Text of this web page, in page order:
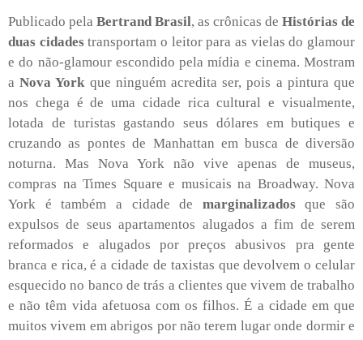
Publicado pela Bertrand Brasil, as crônicas de Histórias de
duas cidadestransportam o leitor para as vielas do glamour
e do não-glamour escondido pela mídia e cinema. Mostram
aNova Yorkque ninguém acredita ser, pois a pintura que
nos chega é de uma cidade rica cultural e visualmente,
lotada de turistas gastando seus dólares em butiques e
cruzando as pontes de Manhattan em busca de diversão
noturna. Mas Nova York não vive apenas de museus,
compras na Times Square e musicais na Broadway. Nova
York é também a cidade de marginalizadosque são
expulsos de seus apartamentos alugados a fim de serem
reformados e alugados por preços abusivos pra gente
branca e rica, é a cidade de taxistas que devolvem o celular
esquecido no banco de trás a clientes que vivem de trabalho
e não têm vida afetuosa com os filhos. É a cidade em que
muitos vivem em abrigos por não terem lugar onde dormir e